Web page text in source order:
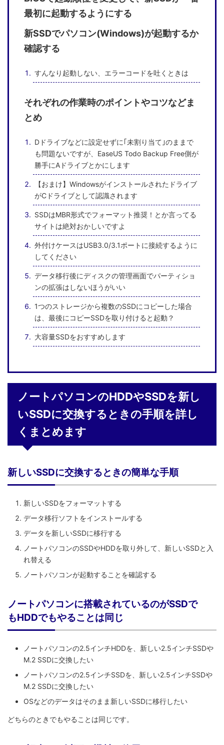
最初に起動するようにする
新SSDでパソコン(Windows)が起動するか
確認する
すんなり起動しない、エラーコードを吐くときは
それぞれの作業時のポイントやコツなどま
とめ
Dドライブなどに設定せずに｢未割り当て｣のままで
も問題ないですが、EaseUS Todo Backup Free側が
勝手にAドライブとかにします
【おまけ】Windowsがインストールされたドライブ
がCドライブとして認識されます
SSDはMBR形式でフォーマット推奨！とか言ってる
サイトは絶対おかしいですよ
外付けケースはUSB3.0/3.1ポートに接続するように
してください
データ移行後にディスクの管理画面でパーティショ
ンの拡張はしないほうがいい
1つのストレージから複数のSSDにコピーした場合
は、最後にコピーSSDを取り付けると起動？
大容量SSDをおすすめします
ノートパソコンのHDDやSSDを新し
いSSDに交換するときの手順を詳し
くまとめます
新しいSSDに交換するときの簡単な手順
新しいSSDをフォーマットする
データ移行ソフトをインストールする
データを新しいSSDに移行する
ノートパソコンのSSDやHDDを取り外して、新しいSSDと入
れ替える
ノートパソコンが起動することを確認する
ノートパソコンに搭載されているのがSSDで
もHDDでもやることは同じ
ノートパソコンの2.5インチHDDを、新しい2.5インチSSDや
M.2 SSDに交換したい
ノートパソコンの2.5インチSSDを、新しい2.5インチSSDや
M.2 SSDに交換したい
OSなどのデータはそのまま新しいSSDに移行したい
どちらのときでもやることは同じです。